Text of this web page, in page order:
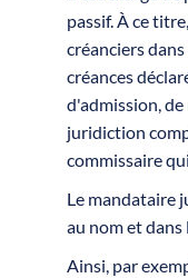
passif. À ce
créanciers
créances
d'admission,
juridiction
commissaire
Le mandataire
au nom et
Ainsi, par